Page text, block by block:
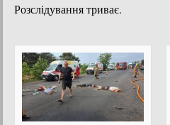
Розслідування триває.